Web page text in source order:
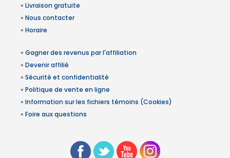
» Livraison gratuite
» Nous contacter
» Horaire
» Gagner des revenus par l'affiliation
» Devenir affilié
» Sécurité et confidentialité
» Politique de vente en ligne
» Information sur les fichiers témoins (Cookies)
» Foire aux questions